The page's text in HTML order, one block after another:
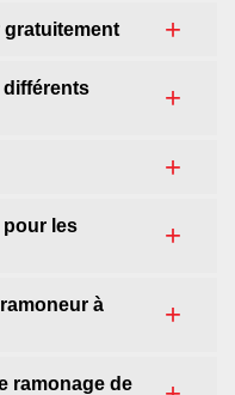
gratuitement
différents
pour les
à
ramonage de